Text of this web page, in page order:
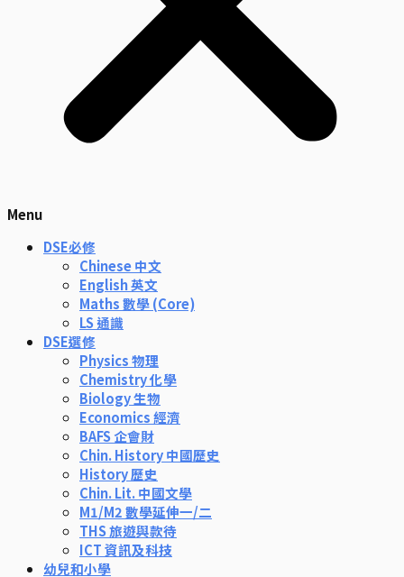
Menu
DSE必修
Chinese 中文
English 英文
Maths 數學 (Core)
LS 通識
DSE選修
Physics 物理
Chemistry 化學
Biology 生物
Economics 經濟
BAFS 企會財
Chin. History 中國歷史
History 歷史
Chin. Lit. 中國文學
M1/M2 數學延伸一/二
THS 旅遊與款待
ICT 資訊及科技
幼兒和小學